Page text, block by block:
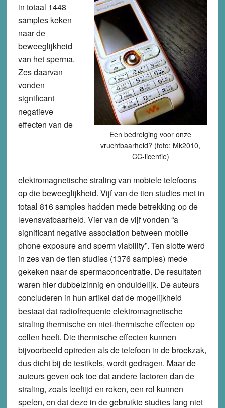
Een bedreiging voor onze
vruchtbaarheid? (foto: Mk2010,
CC-licentie)
in totaal 1448
samples keken
naar de
beweeglijkheid
van het sperma.
Zes daarvan
vonden
significant
negatieve
effecten van de
elektromagnetische straling van mobiele telefoons
op die beweeglijkheid. Vijf van de tien studies met in
totaal 816 samples hadden mede betrekking op de
levensvatbaarheid. Vier van de vijf vonden “a
significant negative association between mobile
phone exposure and sperm viability”. Ten slotte werd
in zes van de tien studies (1376 samples) mede
gekeken naar de spermaconcentratie. De resultaten
waren hier dubbelzinnig en onduidelijk. De auteurs
concluderen in hun artikel dat de mogelijkheid
bestaat dat radiofrequente elektromagnetische
straling thermische en niet-thermische effecten op
cellen heeft. Die thermische effecten kunnen
bijvoorbeeld optreden als de telefoon in de broekzak,
dus dicht bij de testikels, wordt gedragen. Maar de
auteurs geven ook toe dat andere factoren dan de
straling, zoals leeftijd en roken, een rol kunnen
spelen, en dat deze in de gebruikte studies lang niet